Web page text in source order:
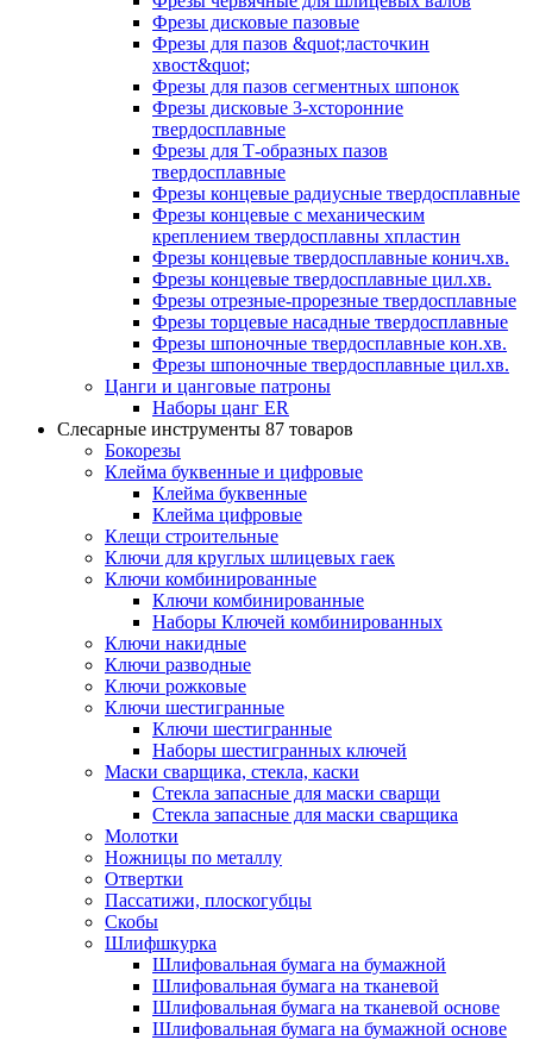
Фрезы дисковые пазовые
Фрезы для пазов &quot;ласточкин
хвост&quot;
Фрезы для пазов сегментных шпонок
Фрезы дисковые 3-хсторонние
твердосплавные
Фрезы для Т-образных пазов
твердосплавные
Фрезы концевые радиусные твердосплавные
Фрезы концевые с механическим
креплением твердосплавны хпластин
Фрезы концевые твердосплавные конич.хв.
Фрезы концевые твердосплавные цил.хв.
Фрезы отрезные-прорезные твердосплавные
Фрезы торцевые насадные твердосплавные
Фрезы шпоночные твердосплавные кон.хв.
Фрезы шпоночные твердосплавные цил.хв.
Цанги и цанговые патроны
Наборы цанг ER
Слесарные инструменты 87 товаров
Бокорезы
Клейма буквенные и цифровые
Клейма буквенные
Клейма цифровые
Клещи строительные
Ключи для круглых шлицевых гаек
Ключи комбинированные
Ключи комбинированные
Наборы Ключей комбинированных
Ключи накидные
Ключи разводные
Ключи рожковые
Ключи шестигранные
Ключи шестигранные
Наборы шестигранных ключей
Маски сварщика, стекла, каски
Стекла запасные для маски сварщи
Стекла запасные для маски сварщика
Молотки
Ножницы по металлу
Отвертки
Пассатижи, плоскогубцы
Скобы
Шлифшкурка
Шлифовальная бумага на бумажной
Шлифовальная бумага на тканевой
Шлифовальная бумага на тканевой основе
Шлифовальная бумага на бумажной основе